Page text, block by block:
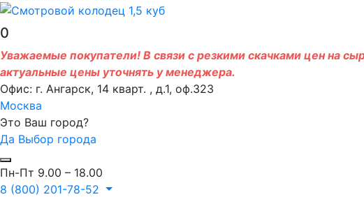
0
Уважаемые покупатели! В связи с резкими скачками цен на
актуальные цены уточнять у менеджера.
Офис: г. Ангарск, 14 кварт. , д.1, оф.323
Москва
Это Ваш город?
Да Выбор города
Пн-Пт 9.00 – 18.00
8 (800) 201-78-52